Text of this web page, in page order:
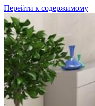
Перейти к содержимому